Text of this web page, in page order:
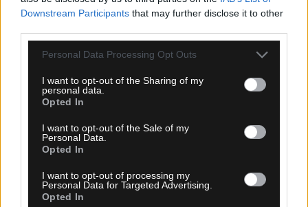
Downstream Participants that may further disclose it to other
Please note that this website/app uses one or more Google
not limited to your visit or usage behaviour. You may click to
grant or deny consent to Google and its third-party tags to
use your data for below specified purposes in below Google
consent section.
Personal Data Processing Opt Outs
I want to opt-out of the Sharing of my
personal data.
Opted In
I want to opt-out of the Sale of my
Personal Data.
Opted In
I want to opt-out of processing my
Personal Data for Targeted Advertising.
Opted In
στο κυρίως ταμπλό του Σινσινάτι